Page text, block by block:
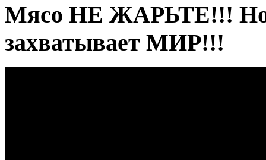
Мясо НЕ ЖАРЬТЕ!!!
захватывает МИР!!!